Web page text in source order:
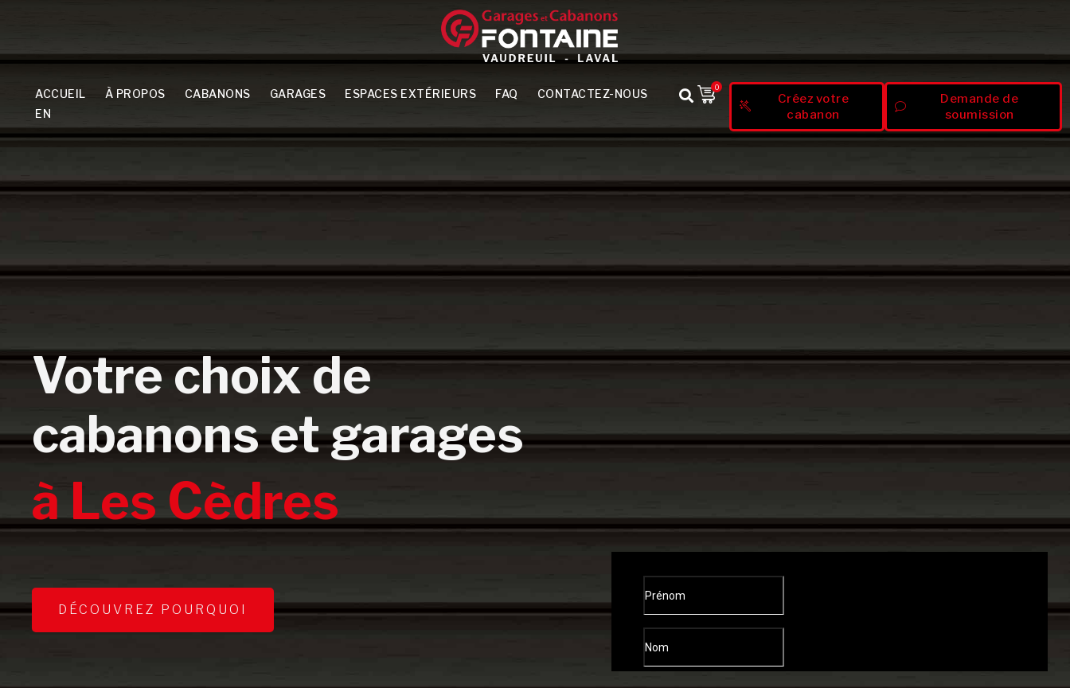
ACCUEIL À PROPOS CABANONS GARAGES ESPACES EXTÉRIEURS FAQ
CONTACTEZ-NOUS
EN
0
Créez votre
cabanon
Demande de
soumission
Votre choix de
cabanons et garages
à Les Cèdres
DÉCOUVREZ POURQUOI